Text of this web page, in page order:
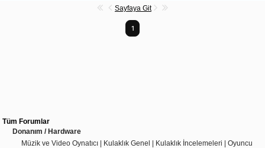
Sayfaya Git
1
Tüm Forumlar
Donanım / Hardware
Müzik ve Video Oynatıcı | Kulaklık Genel | Kulaklık İncelemeleri | Oyuncu